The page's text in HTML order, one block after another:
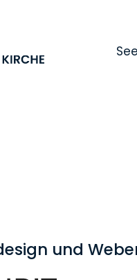
und